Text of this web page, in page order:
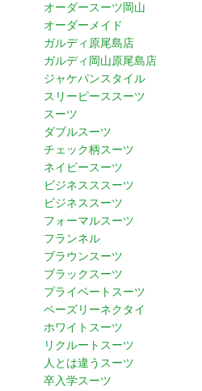
オーダースーツ岡山
オーダーメイド
ガルディ原尾島店
ガルディ岡山原尾島店
ジャケパンスタイル
スリーピーススーツ
スーツ
ダブルスーツ
チェック柄スーツ
ネイビースーツ
ビジネスススーツ
ビジネススーツ
フォーマルスーツ
フランネル
ブラウンスーツ
ブラックスーツ
プライベートスーツ
ペーズリーネクタイ
ホワイトスーツ
リクルートスーツ
人とは違うスーツ
卒入学スーツ